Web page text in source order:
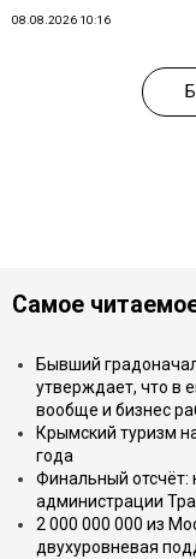
08.08.2026 10:16
Самое
Бывший
утверждает, что в
вообще и бизнес
Крымский туризм
года
Финальный отсчёт:
администрации
2 000 000 000 из
двухуровневая